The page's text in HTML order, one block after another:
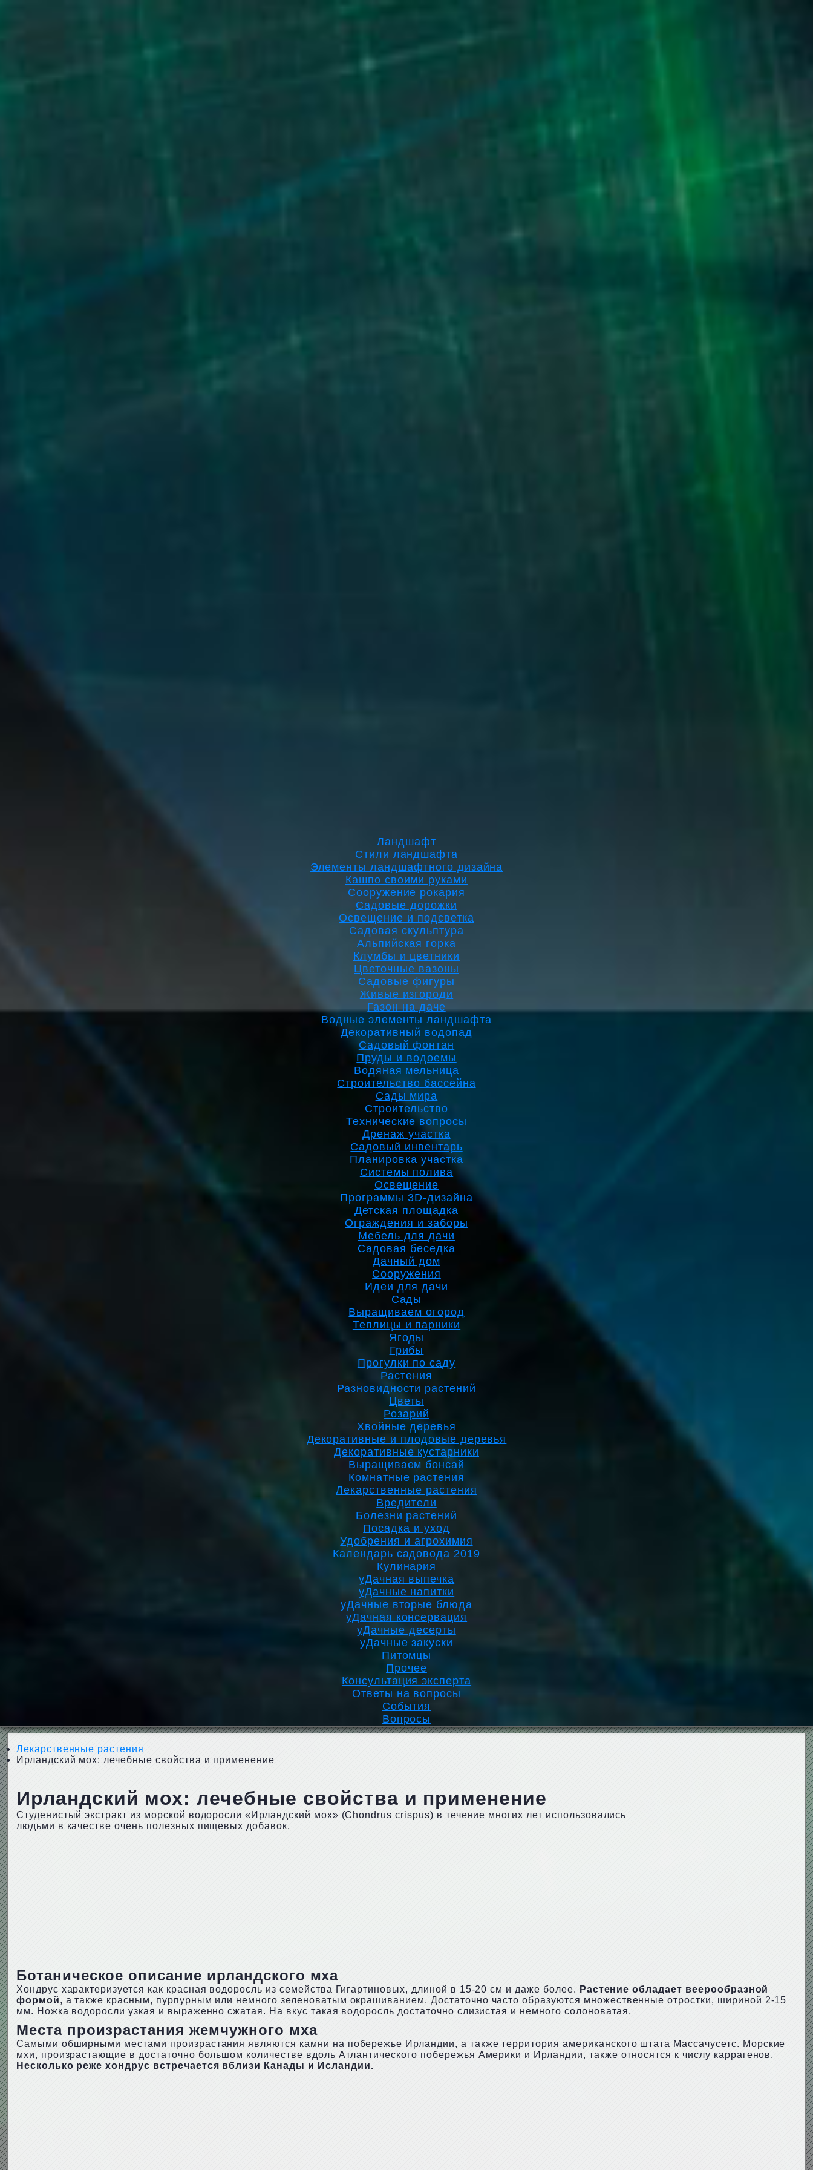
Ландшафт
Стили ландшафта
Элементы ландшафтного дизайна
Кашпо своими руками
Сооружение рокария
Садовые дорожки
Освещение и подсветка
Садовая скульптура
Альпийская горка
Клумбы и цветники
Цветочные вазоны
Садовые фигуры
Живые изгороди
Газон на даче
Водные элементы ландшафта
Декоративный водопад
Садовый фонтан
Пруды и водоемы
Водяная мельница
Строительство бассейна
Сады мира
Строительство
Технические вопросы
Дренаж участка
Садовый инвентарь
Планировка участка
Системы полива
Освещение
Программы 3D-дизайна
Детская площадка
Ограждения и заборы
Мебель для дачи
Садовая беседка
Дачный дом
Сооружения
Идеи для дачи
Сады
Выращиваем огород
Теплицы и парники
Ягоды
Грибы
Прогулки по саду
Растения
Разновидности растений
Цветы
Розарий
Хвойные деревья
Декоративные и плодовые деревья
Декоративные кустарники
Выращиваем бонсай
Комнатные растения
Лекарственные растения
Вредители
Болезни растений
Посадка и уход
Удобрения и агрохимия
Календарь садовода 2019
Кулинария
уДачная выпечка
уДачные напитки
уДачные вторые блюда
уДачная консервация
уДачные десерты
уДачные закуски
Питомцы
Прочее
Консультация эксперта
Ответы на вопросы
События
Вопросы
Лекарственные растения
Ирландский мох: лечебные свойства и применение
Ирландский мох: лечебные свойства и применение
Студенистый экстракт из морской водоросли «Ирландский мох» (Сhоndrus сrisрus) в течение многих лет использовались
людьми в качестве очень полезных пищевых добавок.
Ботаническое описание ирландского мха
Хондрус характеризуется как красная водоросль из семейства Гигартиновых, длиной в 15-20 см и даже более. Растение обладает веерообразной
формой, а также красным, пурпурным или немного зеленоватым окрашиванием. Достаточно часто образуются множественные отростки, шириной 2-15
мм. Ножка водоросли узкая и выраженно сжатая. На вкус такая водоросль достаточно слизистая и немного солоноватая.
Места произрастания жемчужного мха
Самыми обширными местами произрастания являются камни на побережье Ирландии, а также территория американского штата Массачусетс. Морские
мхи, произрастающие в достаточно большом количестве вдоль Атлантического побережья Америки и Ирландии, также относятся к числу каррагенов.
Несколько реже хондрус встречается вблизи Канады и Исландии.